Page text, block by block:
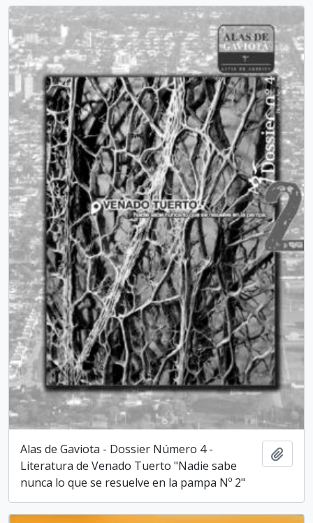
Alas de Gaviota - Dossier Número 4 -
Literatura de Venado Tuerto "Nadie sabe
nunca lo que se resuelve en la pampa Nº 2"